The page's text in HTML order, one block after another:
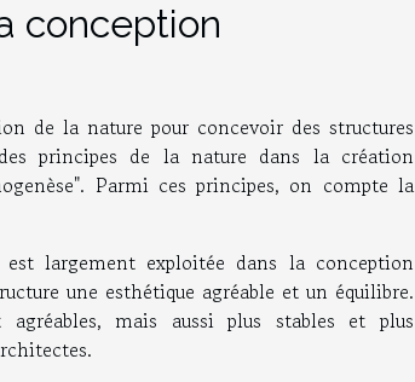
conception
de la nature pour concevoir des structures
principes de la nature dans la création
Parmi ces principes, on compte la
largement exploitée dans la conception
une esthétique agréable et un équilibre.
mais aussi plus stables et plus